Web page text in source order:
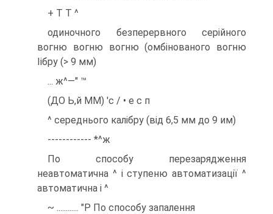
+ Т Т ^
одиночного безперервного серійного
вогню вогню вогню (омбінованого вогню
Іібру (> 9 мм)
... ж^—" ™
(ДО Ь,й ММ) 'с / • е с п
^ середнього калібру (від 6,5 мм до 9 им)
------------ *^ж
По способу перезарядження
неавтоматична ^ і ступеню автоматизації ^
автоматична і ^
~ ............ "Р По способу запалення